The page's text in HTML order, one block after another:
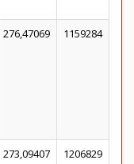
276,47069 1159284
273,09407 1206829